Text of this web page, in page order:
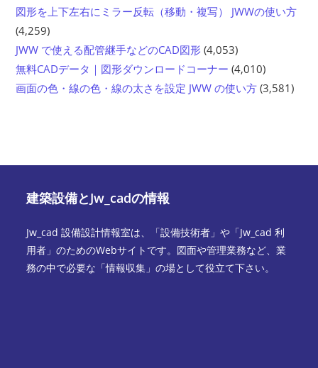
図形を上下左右にミラー反転（移動・複写） JWWの使い方
(4,259)
JWW で使える配管継手などのCAD図形 (4,053)
無料CADデータ｜図形ダウンロードコーナー (4,010)
画面の色・線の色・線の太さを設定 JWW の使い方 (3,581)
建築設備とJw_cadの情報
Jw_cad 設備設計情報室は、「設備技術者」や「Jw_cad 利
用者」のためのWebサイトです。図面や管理業務など、業
務の中で必要な「情報収集」の場として役立て下さい。